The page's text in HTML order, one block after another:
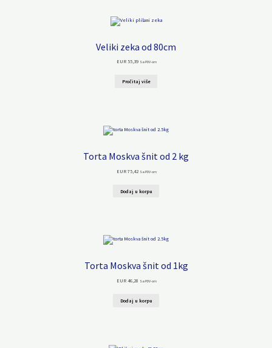
Veliki zeka od 80cm
EUR 55,39 Sa PDV-om
Pročitaj više
Torta Moskva šnit od 2 kg
EUR 75,42 Sa PDV-om
Dodaj u korpu
Torta Moskva šnit od 1kg
EUR 46,28 Sa PDV-om
Dodaj u korpu